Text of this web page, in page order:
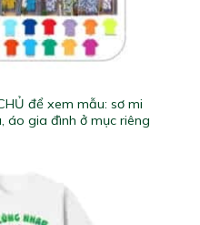
để xem mẫu: sơ mi
áo gia đình ở mục riêng